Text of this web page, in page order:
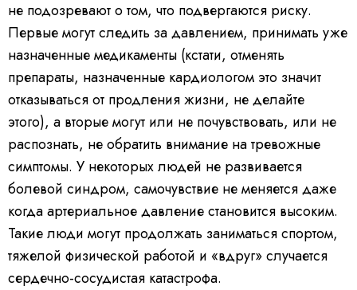
не подозревают о том, что подвергаются риску.
Первые могут следить за давлением, принимать уже
назначенные медикаменты (кстати, отменять
препараты, назначенные кардиологом это значит
отказываться от продления жизни, не делайте
этого), а вторые могут или не почувствовать, или не
распознать, не обратить внимание на тревожные
симптомы. У некоторых людей не развивается
болевой синдром, самочувствие не меняется даже
когда артериальное давление становится высоким.
Такие люди могут продолжать заниматься спортом,
тяжелой физической работой и «вдруг» случается
сердечно-сосудистая катастрофа.